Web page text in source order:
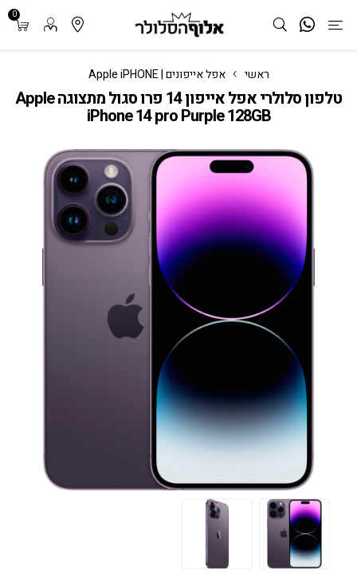
0
ראשי אפל אייפונים | Apple iPHONE
טלפון סלולרי אפל אייפון 14 פרו סגול מתצוגה Apple
iPhone 14 pro Purple 128GB